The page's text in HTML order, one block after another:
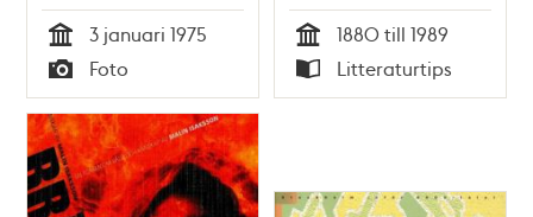
Tid
3 januari 1975
Typ
Foto Tid
1880 till 1989
Typ
Litteraturtips